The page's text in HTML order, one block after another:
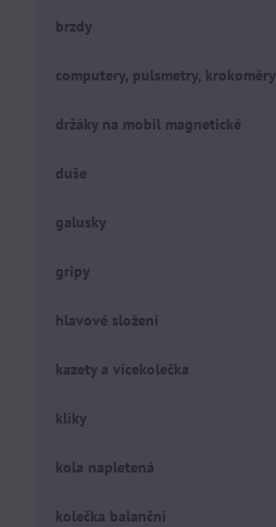
brzdy
computery, pulsmetry, krokoměry
držáky na mobil magnetické
duše
galusky
gripy
hlavové složení
kazety a vícekolečka
kliky
kola napletená
kolečka balanční